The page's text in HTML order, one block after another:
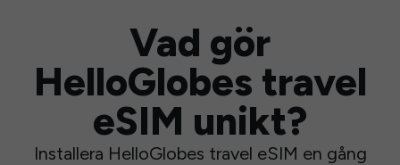
Vad gör
HelloGlobes travel
eSIM unikt?
Installera HelloGlobes travel eSIM en gång